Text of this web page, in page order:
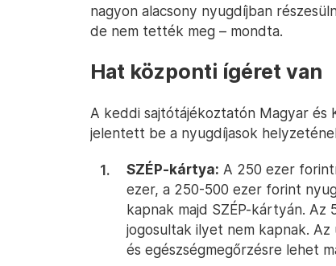
nagyon alacsony nyugdíjban
de nem tették meg – mondta.
Hat központi ígéret van
A keddi sajtótájékoztatón Magyar és
jelentett be a nyugdíjasok
SZÉP-kártya: A 250 ezer
ezer, a 250-500 ezer forint
kapnak majd SZÉP-kártyán. Az
jogosultak ilyet nem kapnak.
és egészségmegőrzésre lehet